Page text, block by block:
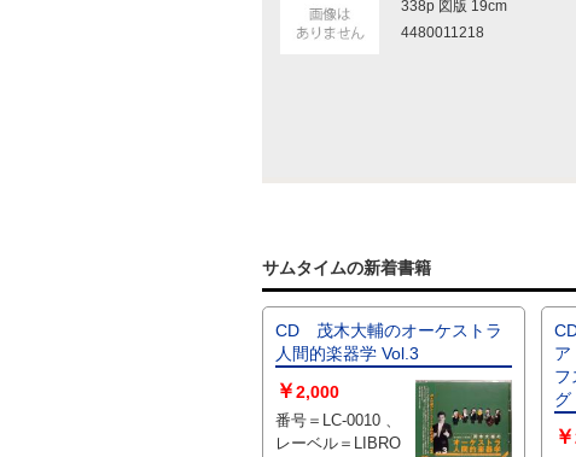
338p 図版 19cm
4480011218
サムタイムの新着書籍
CD 茂木大輔のオーケストラ
人間的楽器学 Vol.3
￥2,000
番号＝LC-0010 、
レーベル＝LIBRO
CD サフリ・デュオとス
ア
フ
グ
￥